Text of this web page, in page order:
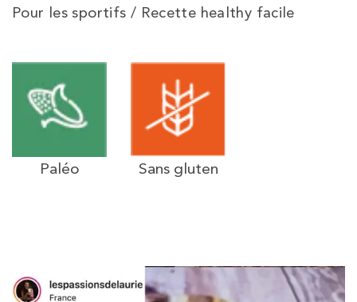
Pour les sportifs / Recette healthy facile
Paléo Sans gluten